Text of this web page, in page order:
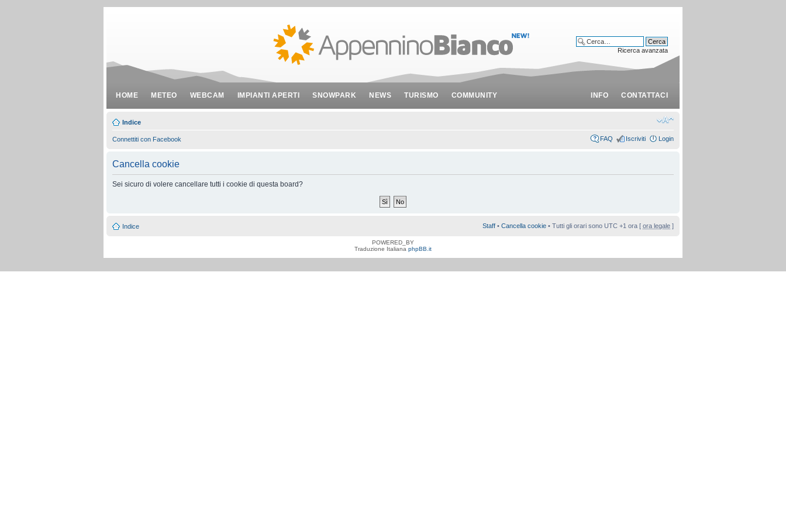
HOME METEO WEBCAM IMPIANTI APERTI SNOWPARK NEWS TURISMO COMMUNITY INFO CONTATTACI
Ricerca avanzata
Indice
Connettiti con Facebook FAQ Iscriviti Login
Cancella cookie
Sei sicuro di volere cancellare tutti i cookie di questa board?
Indice Staff • Cancella cookie • Tutti gli orari sono UTC +1 ora [ ora legale ]
POWERED_BY
Traduzione Italiana phpBB.it